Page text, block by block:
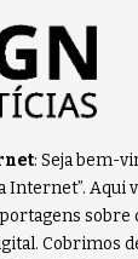
: Seja bem-
Internet”. Aqui
sobre
Cobrimos